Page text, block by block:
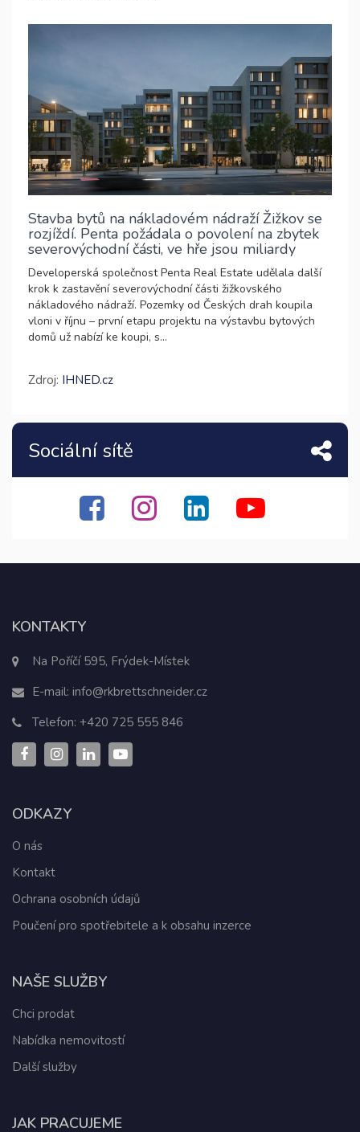
Stavba bytů na nákladovém nádraží Žižkov se
rozjíždí. Penta požádala o povolení na zbytek
severovýchodní části, ve hře jsou miliardy
Developerská společnost Penta Real Estate udělala další
krok k zastavění severovýchodní části žižkovského
nákladového nádraží. Pozemky od Českých drah koupila
vloni v říjnu – první etapu projektu na výstavbu bytových
domů už nabízí ke koupi, s...
Zdroj: IHNED.cz
Sociální sítě
KONTAKTY
Na Poříčí 595, Frýdek-Místek
E-mail: info@rkbrettschneider.cz
Telefon: +420 725 555 846
ODKAZY
O nás
Kontakt
Ochrana osobních údajů
Poučení pro spotřebitele a k obsahu inzerce
NAŠE SLUŽBY
Chci prodat
Nabídka nemovitostí
Další služby
JAK PRACUJEME